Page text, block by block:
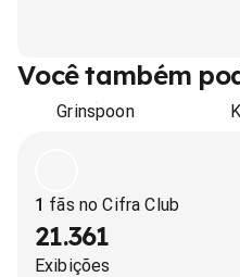
Você também
Grinspoon
1 fãs no Cifra Club
21.361
Exibições